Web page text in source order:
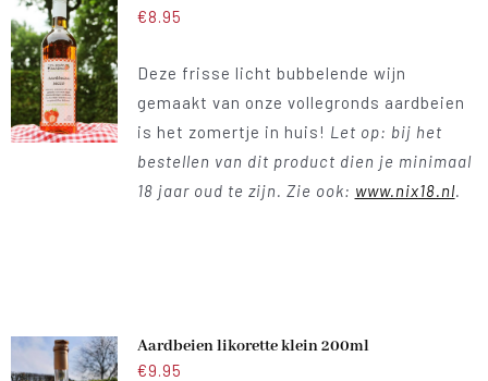
€8.95
Deze frisse licht bubbelende wijn
gemaakt van onze vollegronds aardbeien
is het zomertje in huis! Let op: bij het
bestellen van dit product dien je minimaal
18 jaar oud te zijn. Zie ook: www.nix18.nl.
Aardbeien likorette klein 200ml
€9.95